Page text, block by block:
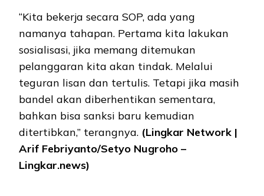
“Kita bekerja secara SOP, ada yang
namanya tahapan. Pertama kita lakukan
sosialisasi, jika memang ditemukan
pelanggaran kita akan tindak. Melalui
teguran lisan dan tertulis. Tetapi jika masih
bandel akan diberhentikan sementara,
bahkan bisa sanksi baru kemudian
ditertibkan,” terangnya. (Lingkar Network |
Arif Febriyanto/Setyo Nugroho –
Lingkar.news)